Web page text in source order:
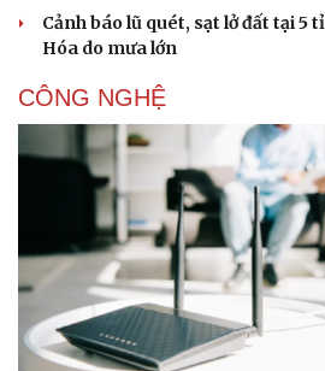
Sân khấu - Điện ảnh
Văn học
Di sản
Cảnh báo lũ quét, sạt lở đất tại 5
Hóa do mưa lớn
CÔNG NGHỆ